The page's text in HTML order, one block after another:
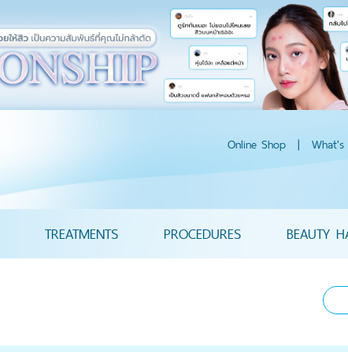
Online Shop |
TREATMENTS PROCEDURES BEAUTY